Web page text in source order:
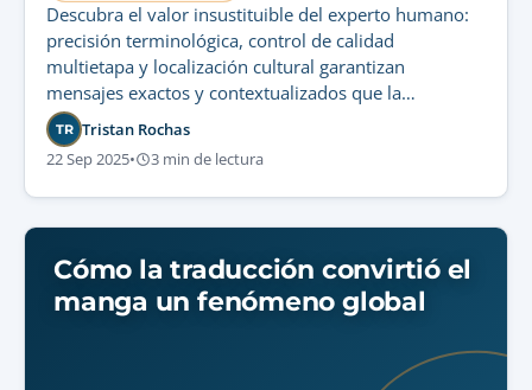
Descubra el valor insustituible del experto humano:
precisión terminológica, control de calidad
multietapa y localización cultural garantizan
mensajes exactos y contextualizados que la
tecnología no logra.
TR Tristan Rochas
22 Sep 2025• 3 min de lectura
Cómo la traducción convirtió el
manga un fenómeno global